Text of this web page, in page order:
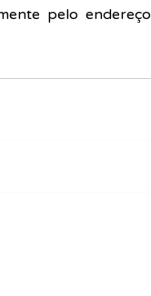
pelo endereço